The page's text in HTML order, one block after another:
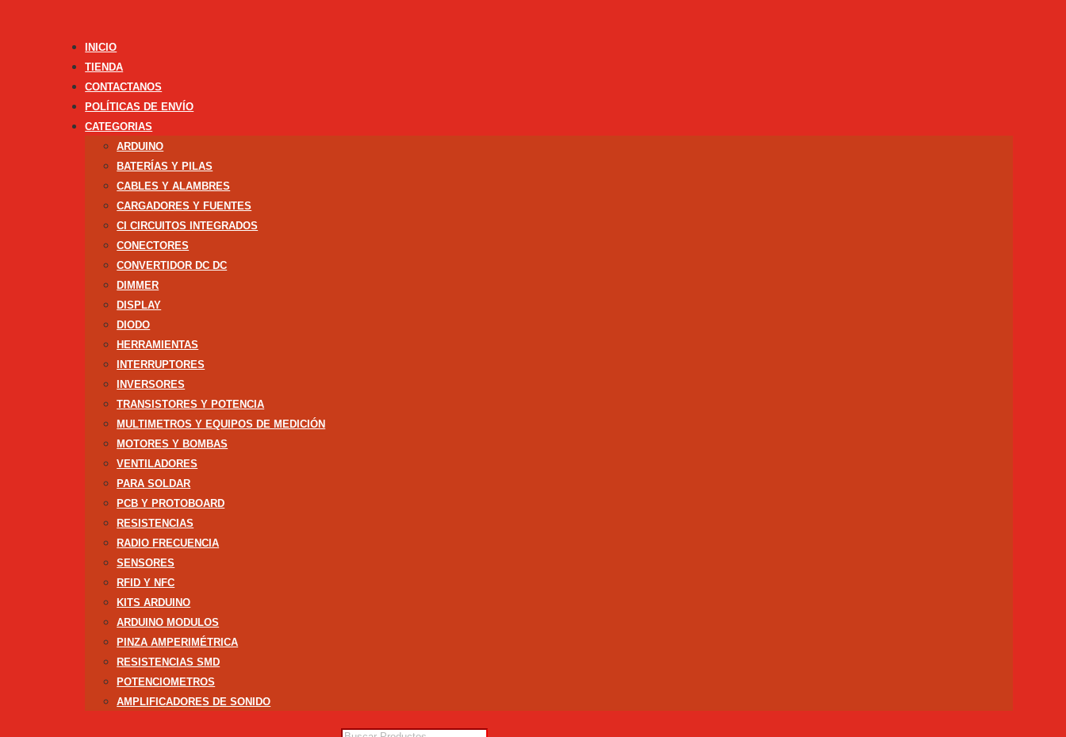
INICIO
TIENDA
CONTACTANOS
POLÍTICAS DE ENVÍO
CATEGORIAS
ARDUINO
BATERÍAS Y PILAS
CABLES Y ALAMBRES
CARGADORES Y FUENTES
CI CIRCUITOS INTEGRADOS
CONECTORES
CONVERTIDOR DC DC
DIMMER
DISPLAY
DIODO
HERRAMIENTAS
INTERRUPTORES
INVERSORES
TRANSISTORES Y POTENCIA
MULTIMETROS Y EQUIPOS DE MEDICIÓN
MOTORES Y BOMBAS
VENTILADORES
PARA SOLDAR
PCB Y PROTOBOARD
RESISTENCIAS
RADIO FRECUENCIA
SENSORES
RFID Y NFC
KITS ARDUINO
ARDUINO MODULOS
PINZA AMPERIMÉTRICA
RESISTENCIAS SMD
POTENCIOMETROS
AMPLIFICADORES DE SONIDO